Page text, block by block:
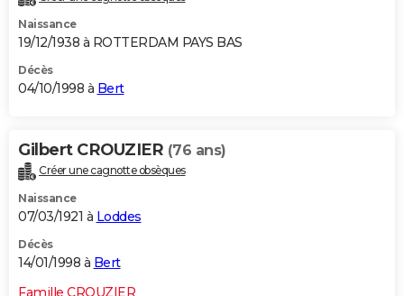
Naissance
19/12/1938 à ROTTERDAM PAYS BAS
Décès
04/10/1998 à Bert
Gilbert CROUZIER (76 ans)
Créer une cagnotte obsèques
Naissance
07/03/1921 à Loddes
Décès
14/01/1998 à Bert
Famille CROUZIER